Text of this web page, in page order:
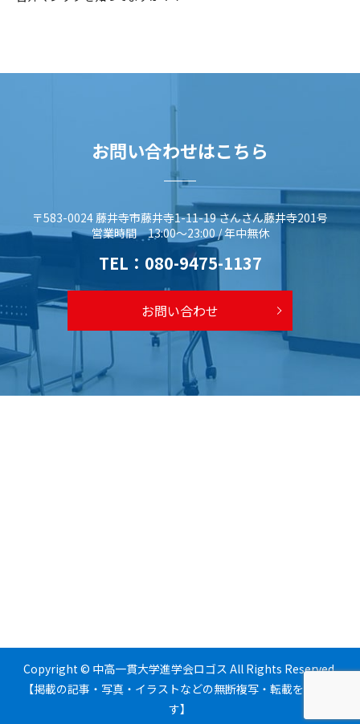
お問い合わせはこちら
〒583-0024 藤井寺市藤井寺1-11-19 さんさん藤井寺201号
営業時間 13:00～23:00 / 年中無休
TEL： 080-9475-1137
お問い合わせ
Copyright © 中高一貫大学進学会ロゴス All Rights Reserved.
【掲載の記事・写真・イラストなどの無断複写・転載を禁じま
す】